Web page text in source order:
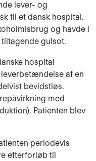
lever- og
til et dansk hospital.
og havde i
gulsot.
hospital
af en
bevidstløs.
med
Patienten blev
periodevis
efterforløb til